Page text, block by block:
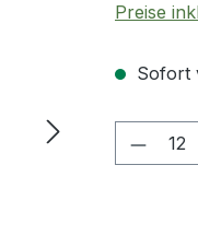
Preise
Sofort